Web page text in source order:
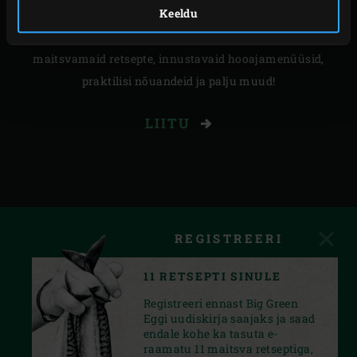
Keeldu
uudiskirja Inspiration Today tellijaks ja lisa vürtsi oma
postkastile. See on kõik, mida on vaja, et saada kõige
maitsvamaid retsepte, innustavaid hooajamenüüsid,
praktilisi nõuandeid ja palju muud!
LIITU
REGISTREERI
11 RETSEPTI SINULE
Registreeri ennast Big Green
Eggi uudiskirja saajaks ja saad
endale kohe ka tasuta e-
raamatu 11 maitsva retseptiga,